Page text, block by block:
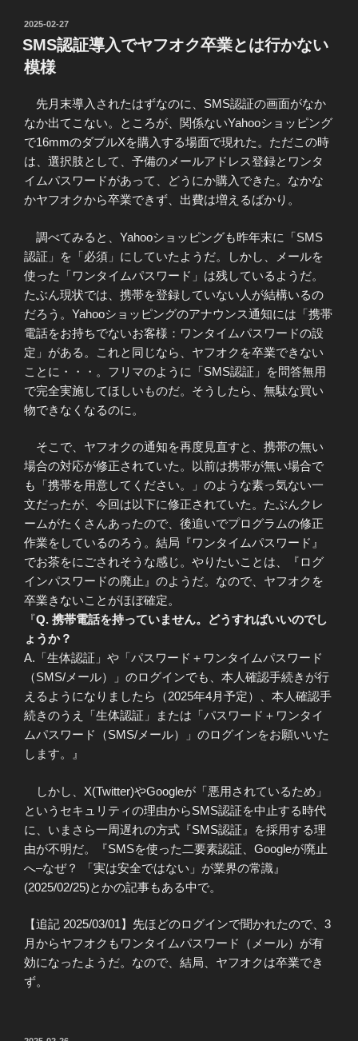
投
稿
日:
2025-02-27
SMS認証導入でヤフオク卒業とは行かない
模様
先月末導入されたはずなのに、SMS認証の画面がなか
なか出てこない。ところが、関係ないYahooショッピング
で16mmのダブルXを購入する場面で現れた。ただこの時
は、選択肢として、予備のメールアドレス登録とワンタ
イムパスワードがあって、どうにか購入できた。なかな
かヤフオクから卒業できず、出費は増えるばかり。
調べてみると、Yahooショッピングも昨年末に「SMS
認証」を「必須」にしていたようだ。しかし、メールを
使った「ワンタイムパスワード」は残しているようだ。
たぶん現状では、携帯を登録していない人が結構いるの
だろう。Yahooショッピングのアナウンス通知には「携帯
電話をお持ちでないお客様：ワンタイムパスワードの設
定」がある。これと同じなら、ヤフオクを卒業できない
ことに・・・。フリマのように「SMS認証」を問答無用
で完全実施してほしいものだ。そうしたら、無駄な買い
物できなくなるのに。
そこで、ヤフオクの通知を再度見直すと、携帯の無い
場合の対応が修正されていた。以前は携帯が無い場合で
も「携帯を用意してください。」のような素っ気ない一
文だったが、今回は以下に修正されていた。たぶんクレ
ームがたくさんあったので、後追いでプログラムの修正
作業をしているのろう。結局『ワンタイムパスワード』
でお茶をにごされそうな感じ。やりたいことは、『ログ
インパスワードの廃止』のようだ。なので、ヤフオクを
卒業きないことがほぼ確定。
『Q. 携帯電話を持っていません。どうすればいいのでし
ょうか？
A.「生体認証」や「パスワード＋ワンタイムパスワード
（SMS/メール）」のログインでも、本人確認手続きが行
えるようになりましたら（2025年4月予定）、本人確認手
続きのうえ「生体認証」または「パスワード＋ワンタイ
ムパスワード（SMS/メール）」のログインをお願いいた
します。』
しかし、X(Twitter)やGoogleが「悪用されているため」
というセキュリティの理由からSMS認証を中止する時代
に、いまさら一周遅れの方式『SMS認証』を採用する理
由が不明だ。『SMSを使った二要素認証、Googleが廃止
へ–なぜ？ 「実は安全ではない」が業界の常識』
(2025/02/25)とかの記事もある中で。
【追記 2025/03/01】先ほどのログインで聞かれたので、3
月からヤフオクもワンタイムパスワード（メール）が有
効になったようだ。なので、結局、ヤフオクは卒業でき
ず。